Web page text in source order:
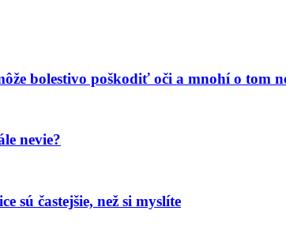
bolestivo poškodiť oči a mnohí o tom
nevie?
sú častejšie, než si myslíte